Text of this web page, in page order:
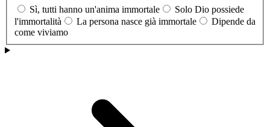
Sì, tutti hanno un'anima immortale
Solo Dio possiede
l'immortalità
La persona nasce già immortale
Dipende da
come viviamo